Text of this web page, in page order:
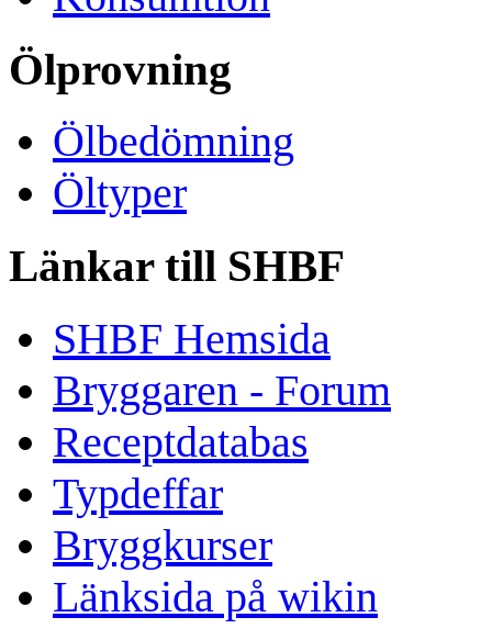
Ölprovning
Ölbedömning
Öltyper
Länkar till SHBF
SHBF Hemsida
Bryggaren - Forum
Receptdatabas
Typdeffar
Bryggkurser
Länksida på wikin